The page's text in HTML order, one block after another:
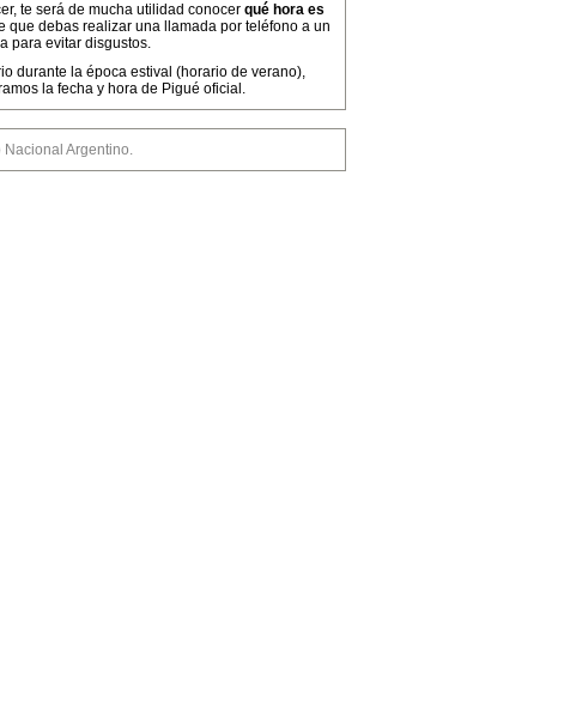
te será de mucha utilidad conocer qué hora es
que debas realizar una llamada por teléfono a un
para evitar disgustos.
durante la época estival (horario de verano),
la fecha y hora de Pigué oficial.
Nacional Argentino.